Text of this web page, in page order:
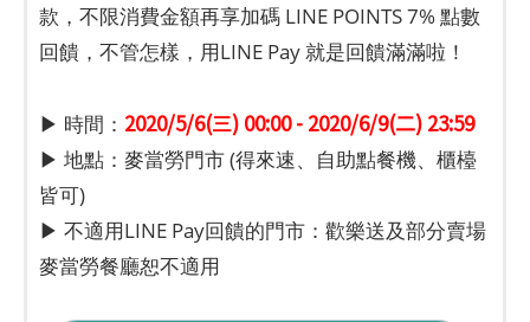
款，不限消費金額再享加碼 LINE POINTS 7% 點數
回饋，不管怎樣，用LINE Pay 就是回饋滿滿啦！
▶ 時間： 2020/5/6(三) 00:00 - 2020/6/9(二) 23:59
▶ 地點：麥當勞門市 (得來速、自助點餐機、櫃檯
皆可)
▶ 不適用LINE Pay回饋的門市：歡樂送及部分賣場
麥當勞餐廳恕不適用